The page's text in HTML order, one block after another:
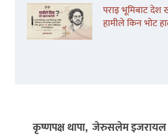
पराइ भूमिबाट देश
हामीले किन भोट
कृष्णपक्ष थापा, जेरुसलेम इजरायल